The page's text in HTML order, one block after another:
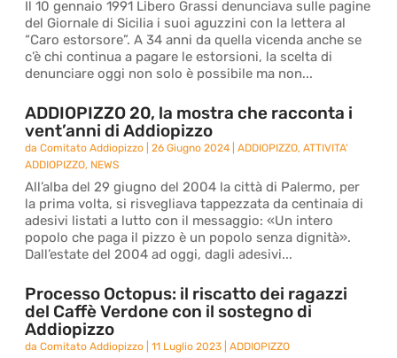
Il 10 gennaio 1991 Libero Grassi denunciava sulle pagine
del Giornale di Sicilia i suoi aguzzini con la lettera al
“Caro estorsore”. A 34 anni da quella vicenda anche se
c’è chi continua a pagare le estorsioni, la scelta di
denunciare oggi non solo è possibile ma non...
ADDIOPIZZO 20, la mostra che racconta i
vent’anni di Addiopizzo
daComitato Addiopizzo |26 Giugno 2024 |ADDIOPIZZO,ATTIVITA'
ADDIOPIZZO, NEWS
All’alba del 29 giugno del 2004 la città di Palermo, per
la prima volta, si risvegliava tappezzata da centinaia di
adesivi listati a lutto con il messaggio: «Un intero
popolo che paga il pizzo è un popolo senza dignità».
Dall’estate del 2004 ad oggi, dagli adesivi...
Processo Octopus: il riscatto dei ragazzi
del Caffè Verdone con il sostegno di
Addiopizzo
daComitato Addiopizzo |11 Luglio 2023 |ADDIOPIZZO